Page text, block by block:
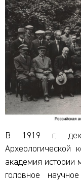
В 1919 г.
Археологической
академия истории
головное